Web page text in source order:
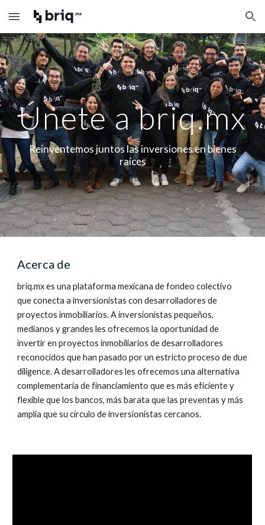
Skip to main content Skip to navigation
Únete a briq.mx
Reinventemos juntos las inversiones en bienes
raíces
Acerca de
briq.mx es una plataforma mexicana de fondeo colectivo
que conecta a inversionistas con desarrolladores de
proyectos inmobiliarios. A inversionistas pequeños,
medianos y grandes les ofrecemos la oportunidad de
invertir en proyectos inmobiliarios de desarrolladores
reconocidos que han pasado por un estricto proceso de due
diligence. A desarrolladores les ofrecemos una alternativa
complementaria de financiamiento que es más eficiente y
flexible que los bancos, más barata que las preventas y más
amplia que su círculo de inversionistas cercanos.